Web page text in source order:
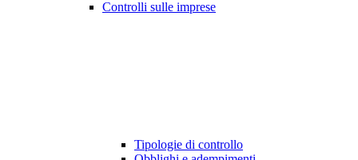
Controlli sulle imprese
Tipologie di controllo